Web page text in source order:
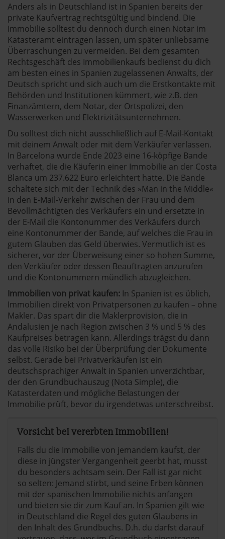
Anders als in Deutschland ist in Spanien bereits der
private Kaufvertrag rechtsgültig und bindend. Die
Immobilie solltest du dennoch durch einen Notar im
Katasteramt eintragen lassen, um später unliebsame
Überraschungen zu vermeiden. Bei dem gesamten
Rechtsgeschäft des Immobilienkaufs bedienst du dich
am besten eines in Spanien zugelassenen Anwalts, der
Deutsch spricht und sich auch um die Erstkontakte mit
Behörden und Institutionen kümmert, wie z.B. den
Finanzämtern, dem Notar, der Ortspolizei, den
Wasserwerken und Elektrizitätsunternehmen.
Du solltest dich nicht ausschließlich auf E-Mail-Kontakt
mit deinem Anwalt oder mit dem Verkäufer verlassen.
In Barcelona wurde Ende 2023 eine 16-köpfige Bande
verhaftet, die die Käuferin einer Immobilie an der Costa
Blanca um 237.622 Euro erleichtert hatte. Die Bande
schaltete sich mit der Technik des »Man in the Middle«
in den E-Mail-Verkehr zwischen der Frau und dem
Bevollmächtigten des Verkäufers ein und ersetzte in
der E-Mail die Kontonummer des Verkäufers durch
eine Kontonummer der Bande, auf welches die Frau in
gutem Glauben das Geld überwies. Vermutlich ist es
sicherer, vor der Überweisung einer so hohen Summe,
den Verkäufer oder dessen Beauftragten anzurufen
und die Kontonummern mündlich abzugleichen.
Immobilien von privat kaufen: In Spanien ist es üblich,
Immobilien direkt von Privatpersonen zu kaufen – ohne
Makler. Das spart dir die Maklerprovision, die in
Andalusien je nach Region zwischen 3 % und 5 % des
Kaufpreises betragen kann. Allerdings trägst du dann
das volle Risiko bei der Überprüfung der Dokumente
selbst. Gerade bei Privatverkäufen ist ein
deutschsprachiger Anwalt in Spanien unverzichtbar,
der den Grundbuchauszug (Nota Simple), die
Katasterdaten und mögliche Belastungen der
Immobilie prüft, bevor du irgendetwas unterschreibst.
Vorsicht bei vererbten Immobilien!
Falls du die Immobilie von jemandem kaufst, der
diese in jüngster Vergangenheit geerbt hat, musst
du besonders achtsam sein. Der Fall ist gar nicht
so selten: Jemand stirbt, und seine Erben können
mit der spanischen Immobilie nichts anfangen
und bieten sie dir zum Kauf an. In Spanien gilt wie
in Deutschland die Regel des guten Glaubens in
den Inhalt des Grundbuchs. D.h. du darfst darauf